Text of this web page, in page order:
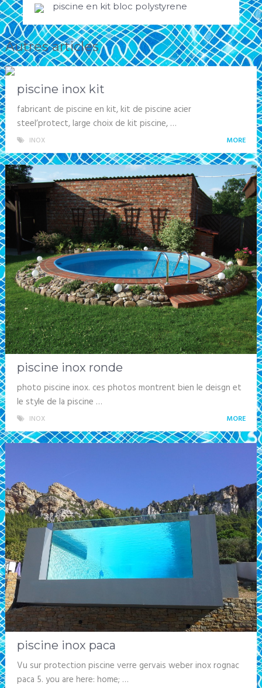
piscine en kit bloc polystyrene
Autres articles
piscine inox kit
fabricant de piscine en kit, kit de piscine acier
steel’protect, large choix de kit piscine, …
INOX MORE
piscine inox ronde
photo piscine inox. ces photos montrent bien le deisgn et
le style de la piscine …
INOX MORE
piscine inox paca
Vu sur protection piscine verre gervais weber inox rognac
paca 5. you are here: home; …